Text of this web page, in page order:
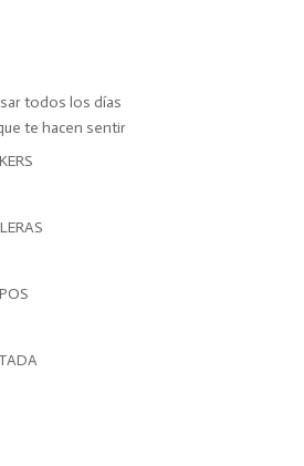
todos los días
te hacen sentir